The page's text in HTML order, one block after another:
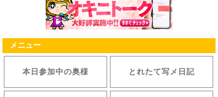
メニュー
本日参加中の奥様 とれたて写メ日記